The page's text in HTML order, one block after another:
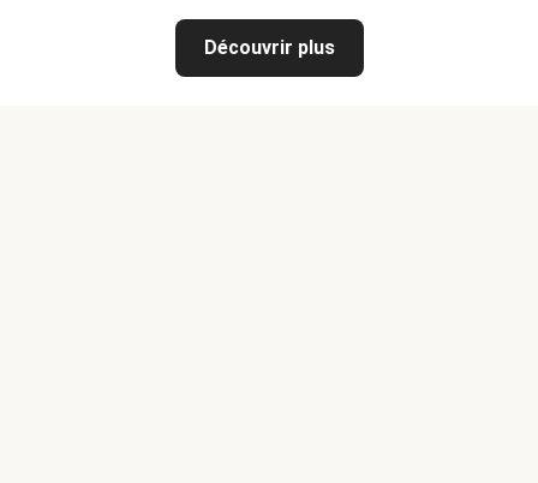
Découvrir plus